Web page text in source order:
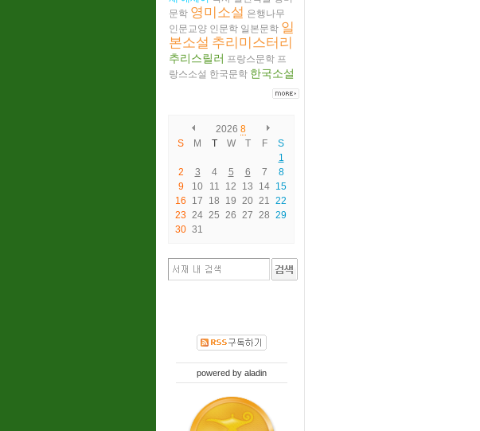
문학 영미소설 은행나무
인문교양 인문학 일본문학 일
본소설 추리미스터리
추리스릴러 프랑스문학 프
랑스소설 한국문학 한국소설
2026 8
S
M T W T F
S
1
2
3 4 5 6 7
8
9
10 11 12 13 14 15
16
17 18 19 20 21 22
23 24 25 26 27 28 29
30 31
powered by aladin